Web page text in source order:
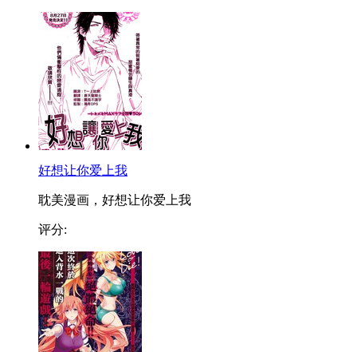
好想让你爱上我
耽美漫画，好想让你爱上我
评分: